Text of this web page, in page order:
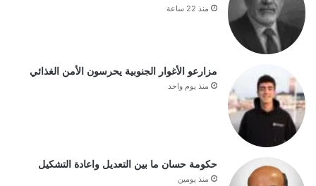
منذ 22 ساعة
مزارعو الأغوار الجنوبية يحرسون الأمن الغذائي
منذ يوم واحد
حكومة حسان ما بين التعديل واعادة التشكيل
منذ يومين